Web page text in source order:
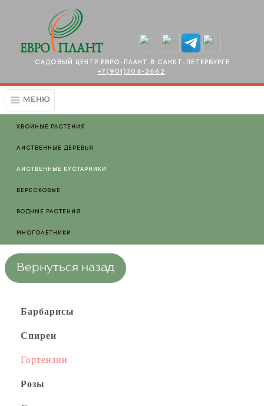
Садовый центр Евро-плант в Санкт-Петербурге
+7(901)304-2662.
МЕНЮ
Хвойные растения
Лиственные деревья
Лиственные кустарники
Вересковые
Водные растения
Многолетники
Вернуться назад
Барбарисы
Спиреи
Гортензии
Розы